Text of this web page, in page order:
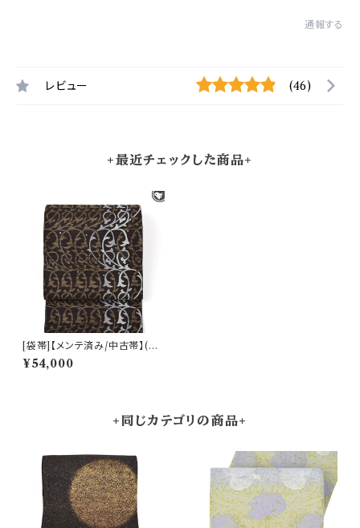
通報する
レビュー (46)
+最近チェックした商品+
[袋帯]【メンテ済み/中古帯】(お
仕立て上がり) 西陣織 創業文化
元年 名門 菱屋善兵衛 謹製 両
¥54,000
+同じカテゴリの商品+